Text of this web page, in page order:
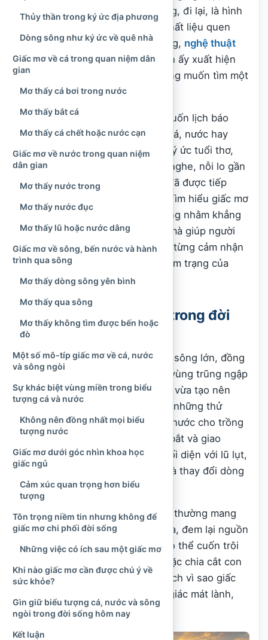
không gian đánh bắt, giao thương, đi lại, là hình
ảnh của quê hương và cũng là chất liệu quen
thuộc trong truyện kể, tín ngưỡng, nghệ thuật
dân gian. Vì vậy, khi các hình ảnh ấy xuất hiện
trong giấc mơ, nhiều người thường muốn tìm một
ý nghĩa nào đó phía sau.
Tuy nhiên, giấc mơ không phải cuốn lịch báo
trước tương lai. Một giấc mơ về cá, nước hay
sông có thể chịu ảnh hưởng từ ký ức tuổi thơ,
một chuyến đi, câu chuyện vừa nghe, nỗi lo gần
đây hoặc những lớp biểu tượng đã được tiếp
nhận từ gia đình và cộng đồng. Tìm hiểu giấc mơ
qua văn hóa dân gian vì thế không nhằm khẳng
định “điềm lành” hay “điềm dữ”, mà giúp người
đọc hiểu hơn về cách người Việt từng cảm nhận
thiên nhiên, đời sống và chính tâm trạng của
mình.
Cá, nước và sông ngòi trong đời
sống người Việt
Việt Nam là không gian có nhiều sông lớn, đồng
bằng, biển, ao hồ, kênh rạch và vùng trũng ngập
nước. Trong lịch sử lâu dài, nước vừa tạo nên
điều kiện sinh sống, vừa đem lại những thử
thách khó lường. Người dân cần nước cho trồng
trọt, sinh hoạt, chăn nuôi, đánh bắt và giao
thương; nhưng cũng luôn phải đối diện với lũ lụt,
hạn hán, triều cường, bão biển và thay đổi dòng
chảy.
Bởi vậy, nước trong văn hóa Việt thường mang
hai mặt. Nước nuôi dưỡng cây lúa, đem lại nguồn
cá tôm và phù sa, nhưng cũng có thể cuốn trôi
nhà cửa, làm hỏng mùa màng hoặc chia cắt con
người. Sự hai mặt ấy giúp giải thích vì sao giấc
mơ về nước có thể vừa gợi cảm giác mát lành,
vừa khiến người mơ bất an.
Thủy thần trong ký ức địa phương
Dòng sông như ký ức về quê nhà
Giấc mơ về cá trong quan niệm dân
gian
Mơ thấy cá bơi trong nước
Mơ thấy bắt cá
Mơ thấy cá chết hoặc nước cạn
Giấc mơ về nước trong quan niệm
dân gian
Mơ thấy nước trong
Mơ thấy nước đục
Mơ thấy lũ hoặc nước dâng
Giấc mơ về sông, bến nước và hành
trình qua sông
Mơ thấy dòng sông yên bình
Mơ thấy qua sông
Mơ thấy không tìm được bến hoặc
đò
Một số mô-típ giấc mơ về cá, nước
và sông ngòi
Sự khác biệt vùng miền trong biểu
tượng cá và nước
Không nên đồng nhất mọi biểu
tượng nước
Giấc mơ dưới góc nhìn khoa học
giấc ngủ
Cảm xúc quan trọng hơn biểu
tượng
Tôn trọng niềm tin nhưng không để
giấc mơ chi phối đời sống
Những việc có ích sau một giấc mơ
Khi nào giấc mơ cần được chú ý về
sức khỏe?
Gìn giữ biểu tượng cá, nước và sông
ngòi trong đời sống hôm nay
Kết luận